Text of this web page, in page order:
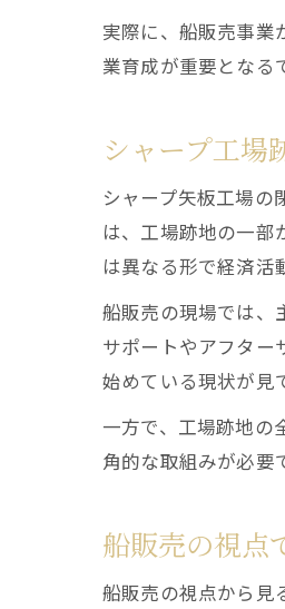
実際に、船販売事業
業育成が重要となる
シャープ工場
シャープ矢板工場の
は、工場跡地の一部
は異なる形で経済活
船販売の現場では、
サポートやアフター
始めている現状が見
一方で、工場跡地の
角的な取組みが必要
船販売の視点
船販売の視点から見